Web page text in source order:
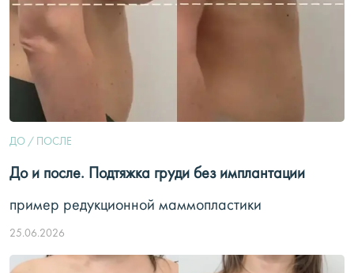
ДО / ПОСЛЕ
До и после. Подтяжка груди без имплантации
пример редукционной маммопластики
25.06.2026